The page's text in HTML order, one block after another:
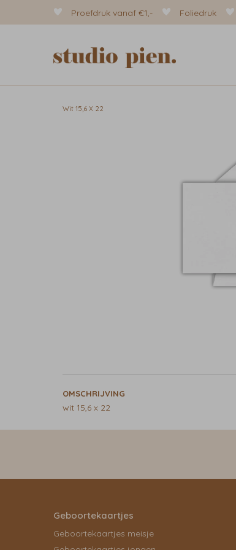
Proefdruk vanaf €1,- Foliedruk
Wit 15,6 X 22
OMSCHRIJVING
wit 15,6 x 22
Geboortekaartjes
Geboortekaartjes meisje